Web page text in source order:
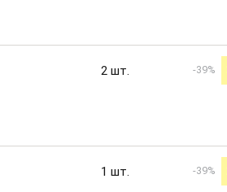
2 шт. -39%
1 шт. -39%